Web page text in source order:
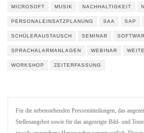
MICROSOFT MUSIK NACHHALTIGKEIT
PERSONALEINSATZPLANUNG SAA SAP
SCHÜLERAUSTAUSCH SEMINAR
SPRACHALARMANLAGEN WEBINAR
WORKSHOP ZEITERFASSUNG
Für die nebenstehenden Pressemitteilungen, das
Stellenangebot sowie für das angezeigte Bild- und